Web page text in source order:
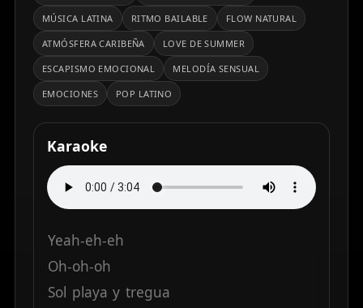
MÚSICA LATINA RITMO BAILABLE FLOW NATURAL
ATMÓSFERA CARIBEÑA LOVE DE SUMMER
ESCAPISMO EMOCIONAL MELODÍA SENSUAL
EMOCIONES POP LATINO
Karaoke
Yeah-eh-eh
Oh-oh-oh
Sol playa y tregua